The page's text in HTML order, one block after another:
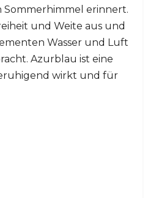
Sommerhimmel erinnert.
und Weite aus und
Wasser und Luft
Azurblau ist eine
wirkt und für